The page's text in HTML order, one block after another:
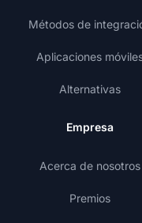
Métodos de
Aplicaciones
Alternativas
Empresa
Acerca de nosotros
Premios